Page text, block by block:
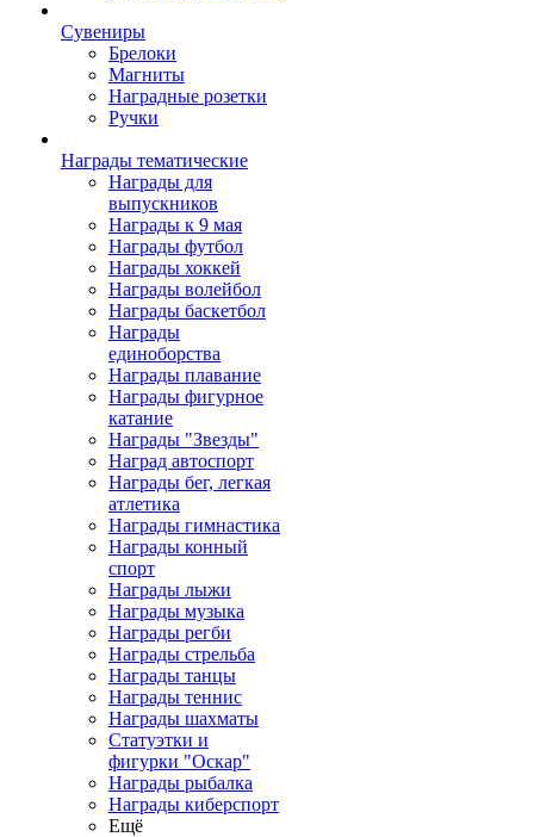
Сувениры
Брелоки
Магниты
Наградные розетки
Ручки
Награды тематические
Награды для
выпускников
Награды к 9 мая
Награды футбол
Награды хоккей
Награды волейбол
Награды баскетбол
Награды
единоборства
Награды плавание
Награды фигурное
катание
Награды "Звезды"
Наград автоспорт
Награды бег, легкая
атлетика
Награды гимнастика
Награды конный
спорт
Награды лыжи
Награды музыка
Награды регби
Награды стрельба
Награды танцы
Награды теннис
Награды шахматы
Статуэтки и
фигурки "Оскар"
Награды рыбалка
Награды киберспорт
Ещё